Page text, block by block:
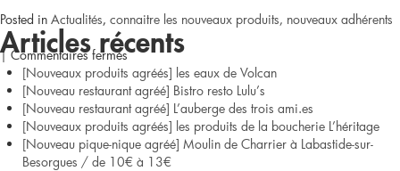
des
Sarments
Posted in Actualités, connaitre les nouveaux produits, nouveaux adhérents
| Commentaires ferméssur
[Nouveaux
produits
agréés]
Articles récents
[Nouveaux produits agréés] les eaux de Volcan
[Nouveau restaurant agréé] Bistro resto Lulu’s
[Nouveau restaurant agréé] L’auberge des trois ami.es
[Nouveaux produits agréés] les produits de la boucherie L’héritage
[Nouveau pique-nique agréé] Moulin de Charrier à Labastide-sur-
Besorgues / de 10€ à 13€